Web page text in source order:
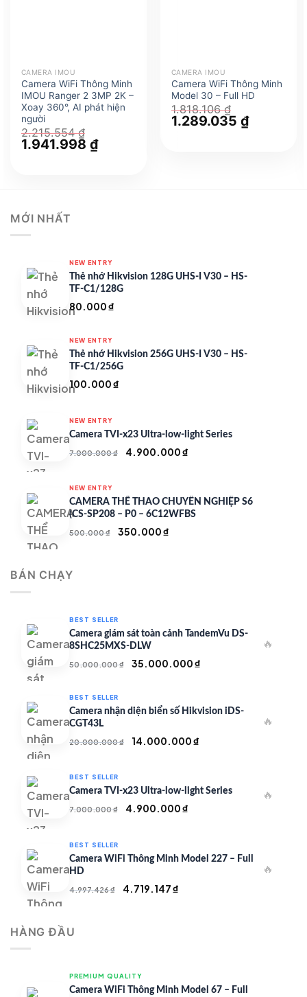
CAMERA IMOU
Camera WiFi Thông Minh
IMOU Ranger 2 3MP 2K –
Xoay 360°, AI phát hiện
người
2.215.554₫
Giá
gốc
1.941.998 ₫Giá
hiện
CAMERA IMOU
Camera WiFi Thông Minh
Model 30 – Full HD
1.818.106₫
Giá
1.289.035 ₫Giá
hiện
MỚI NHẤT
NEW ENTRY
Thẻ nhớ Hikvision 128G UHS-I V30 – HS-
TF-C1/128G
80.000₫
NEW ENTRY
Thẻ nhớ Hikvision 256G UHS-I V30 – HS-
TF-C1/256G
100.000₫
NEW ENTRY
Camera TVI-x23 Ultra-low-light Series
7.000.000₫
Giá
7.000.000 ₫.
4.900.000₫
là:
4.900.000 ₫.
NEW ENTRY
CAMERA THỂ THAO CHUYÊN NGHIỆP S6
(CS-SP208 – P0 – 6C12WFBS
500.000₫
Giá
350.000₫
BÁN CHẠY
BEST SELLER
Camera giám sát toàn cảnh TandemVu DS-
8SHC25MXS-DLW
50.000.000₫
Giá
50.000.000 ₫.
35.000.000₫
là:
35.000.000 ₫.
🔥
BEST SELLER
Camera nhận diện biển số Hikvision iDS-
CGT43L
20.000.000₫
Giá
20.000.000 ₫.
14.000.000₫
là:
14.000.000 ₫.
🔥
BEST SELLER
Camera TVI-x23 Ultra-low-light Series
7.000.000₫
Giá
7.000.000 ₫.
4.900.000₫
là:
🔥
BEST SELLER
Camera WiFi Thông Minh Model 227 – Full
HD
4.997.426₫
Giá
4.719.147₫
🔥
HÀNG ĐẦU
PREMIUM QUALITY
Camera WiFi Thông Minh Model 67 – Full